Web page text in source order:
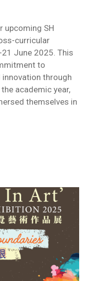
upcoming SH
curricular
June 2025. This
to
through
academic year,
themselves in